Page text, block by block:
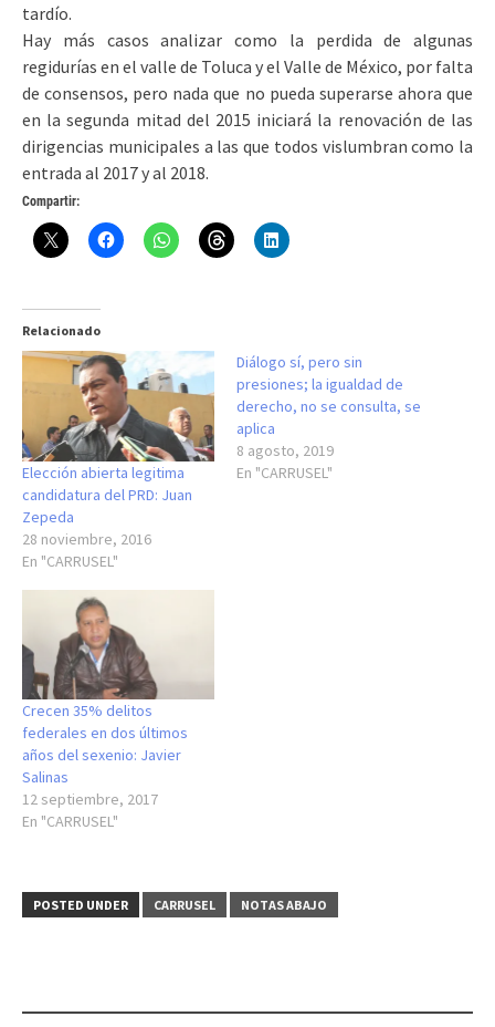
tardío.
Hay más casos analizar como la perdida de algunas
regidurías en el valle de Toluca y el Valle de México, por falta
de consensos, pero nada que no pueda superarse ahora que
en la segunda mitad del 2015 iniciará la renovación de las
dirigencias municipales a las que todos vislumbran como la
entrada al 2017 y al 2018.
Compartir:
Relacionado
Elección abierta legitima
candidatura del PRD: Juan
Zepeda
28 noviembre, 2016
En "CARRUSEL"
Diálogo sí, pero sin
presiones; la igualdad de
derecho, no se consulta, se
aplica
8 agosto, 2019
En "CARRUSEL"
Crecen 35% delitos
federales en dos últimos
años del sexenio: Javier
Salinas
12 septiembre, 2017
En "CARRUSEL"
POSTED UNDER CARRUSEL NOTAS ABAJO